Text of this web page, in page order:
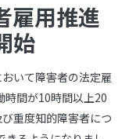
雇用推進
始
いて障害者の法定雇
時間が10時間以上20
重度知的障害者につ